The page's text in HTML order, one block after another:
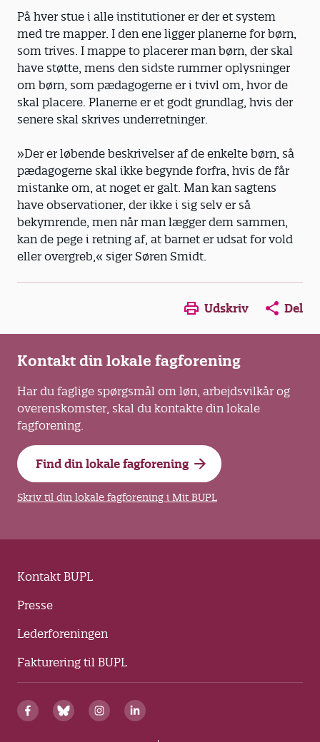
På hver stue i alle institutioner er der et system
med tre mapper. I den ene ligger planerne for børn,
som trives. I mappe to placerer man børn, der skal
have støtte, mens den sidste rummer oplysninger
om børn, som pædagogerne er i tvivl om, hvor de
skal placere. Planerne er et godt grundlag, hvis der
senere skal skrives underretninger.
»Der er løbende beskrivelser af de enkelte børn, så
pædagogerne skal ikke begynde forfra, hvis de får
mistanke om, at noget er galt. Man kan sagtens
have observationer, der ikke i sig selv er så
bekymrende, men når man lægger dem sammen,
kan de pege i retning af, at barnet er udsat for vold
eller overgreb,« siger Søren Smidt.
Opens in a new window
Opens in a new
Opens in
Udskriv Del
Kontakt din lokale fagforening
Har du faglige spørgsmål om løn, arbejdsvilkår og
overenskomster, skal du kontakte din lokale
fagforening.
Find din lokale fagforening
Skriv til din lokale fagforening i Mit BUPL
Kontakt BUPL
Presse
Lederforeningen
Fakturering til BUPL